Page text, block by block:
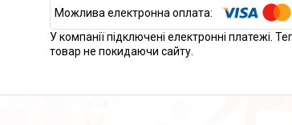
У компанії підключені електронні платежі.
товар не покидаючи сайту.